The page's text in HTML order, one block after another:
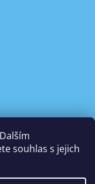
souhlas s jejich
reklamace